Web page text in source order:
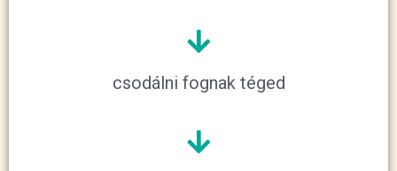
csodálni fognak téged